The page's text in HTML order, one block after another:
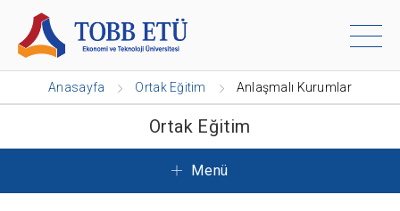
Anasayfa Ortak Eğitim Anlaşmalı Kurumlar
Ortak Eğitim
Menü